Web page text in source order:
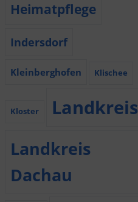
Heimatpflege
Indersdorf
Kleinberghofen Klischee
Kloster Landkreis
Landkreis
Dachau